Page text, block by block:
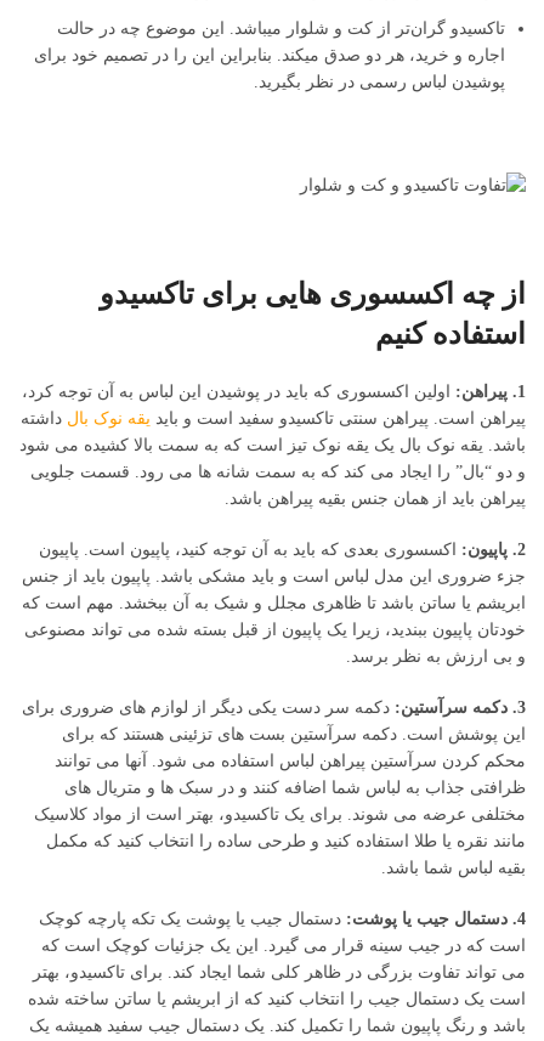
تاکسیدو گران‌تر از کت و شلوار میباشد. این موضوع چه در حالت
اجاره و خرید، هر دو صدق میکند. بنابراین این را در تصمیم خود برای
پوشیدن لباس رسمی در نظر بگیرید.
از چه اکسسوری هایی برای تاکسیدو
استفاده کنیم
1. پیراهن:
اولین اکسسوری که باید در پوشیدن این لباس به آن توجه کرد،
پیراهن است. پیراهن سنتی تاکسیدو سفید است و باید یقه نوک بال داشته
باشد. یقه نوک بال یک یقه نوک تیز است که به سمت بالا کشیده می شود
و دو “بال” را ایجاد می کند که به سمت شانه ها می رود. قسمت جلویی
پیراهن باید از همان جنس بقیه پیراهن باشد.
2. پاپیون:
اکسسوری بعدی که باید به آن توجه کنید، پاپیون است. پاپیون
جزء ضروری این مدل لباس است و باید مشکی باشد. پاپیون باید از جنس
ابریشم یا ساتن باشد تا ظاهری مجلل و شیک به آن ببخشد. مهم است که
خودتان پاپیون ببندید، زیرا یک پاپیون از قبل بسته شده می تواند مصنوعی
و بی ارزش به نظر برسد.
3. دکمه سرآستین:
دکمه سر دست یکی دیگر از لوازم های ضروری برای
این پوشش است. دکمه سرآستین بست های تزئینی هستند که برای
محکم کردن سرآستین پیراهن لباس استفاده می شود. آنها می توانند
ظرافتی جذاب به لباس شما اضافه کنند و در سبک ها و متریال های
مختلفی عرضه می شوند. برای یک تاکسیدو، بهتر است از مواد کلاسیک
مانند نقره یا طلا استفاده کنید و طرحی ساده را انتخاب کنید که مکمل
بقیه لباس شما باشد.
4. دستمال جیب یا پوشت:
دستمال جیب یا پوشت یک تکه پارچه کوچک
است که در جیب سینه قرار می گیرد. این یک جزئیات کوچک است که
می تواند تفاوت بزرگی در ظاهر کلی شما ایجاد کند. برای تاکسیدو، بهتر
است یک دستمال جیب را انتخاب کنید که از ابریشم یا ساتن ساخته شده
باشد و رنگ پاپیون شما را تکمیل کند. یک دستمال جیب سفید همیشه یک